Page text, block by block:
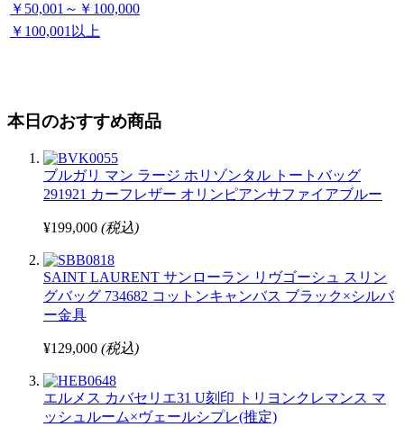
￥50,001～￥100,000
￥100,001以上
本日のおすすめ商品
ブルガリ マン ラージ ホリゾンタル トートバッグ
291921 カーフレザー オリンピアンサファイアブルー
¥199,000 (税込)
SAINT LAURENT サンローラン リヴゴーシュ スリン
グバッグ 734682 コットンキャンバス ブラック×シルバ
ー金具
¥129,000 (税込)
エルメス カバセリエ31 U刻印 トリヨンクレマンス マ
ッシュルーム×ヴェールシプレ(推定)